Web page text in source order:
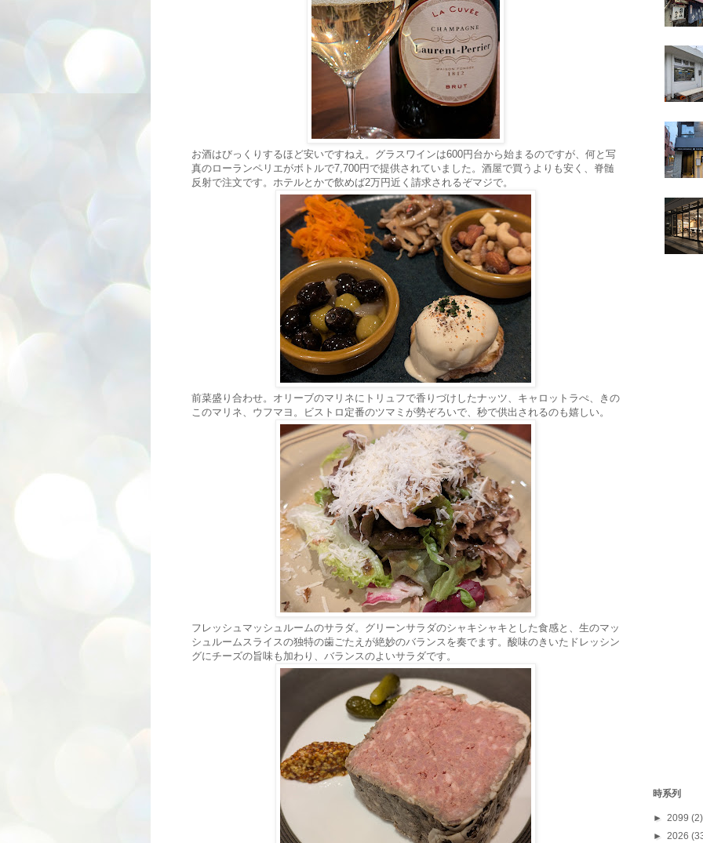
お酒はびっくりするほど安いですねえ。グラスワインは600円台から始まるのですが、何と写
真のローランペリエがボトルで7,700円で提供されていました。酒屋で買うよりも安く、脊髄
反射で注文です。ホテルとかで飲めば2万円近く請求されるぞマジで。
前菜盛り合わせ。オリーブのマリネにトリュフで香りづけしたナッツ、キャロットラぺ、きの
このマリネ、ウフマヨ。ビストロ定番のツマミが勢ぞろいで、秒で供出されるのも嬉しい。
フレッシュマッシュルームのサラダ。グリーンサラダのシャキシャキとした食感と、生のマッ
シュルームスライスの独特の歯ごたえが絶妙のバランスを奏でます。酸味のきいたドレッシン
グにチーズの旨味も加わり、バランスのよいサラダです。
時系列
► 2099 (2)
► 2026